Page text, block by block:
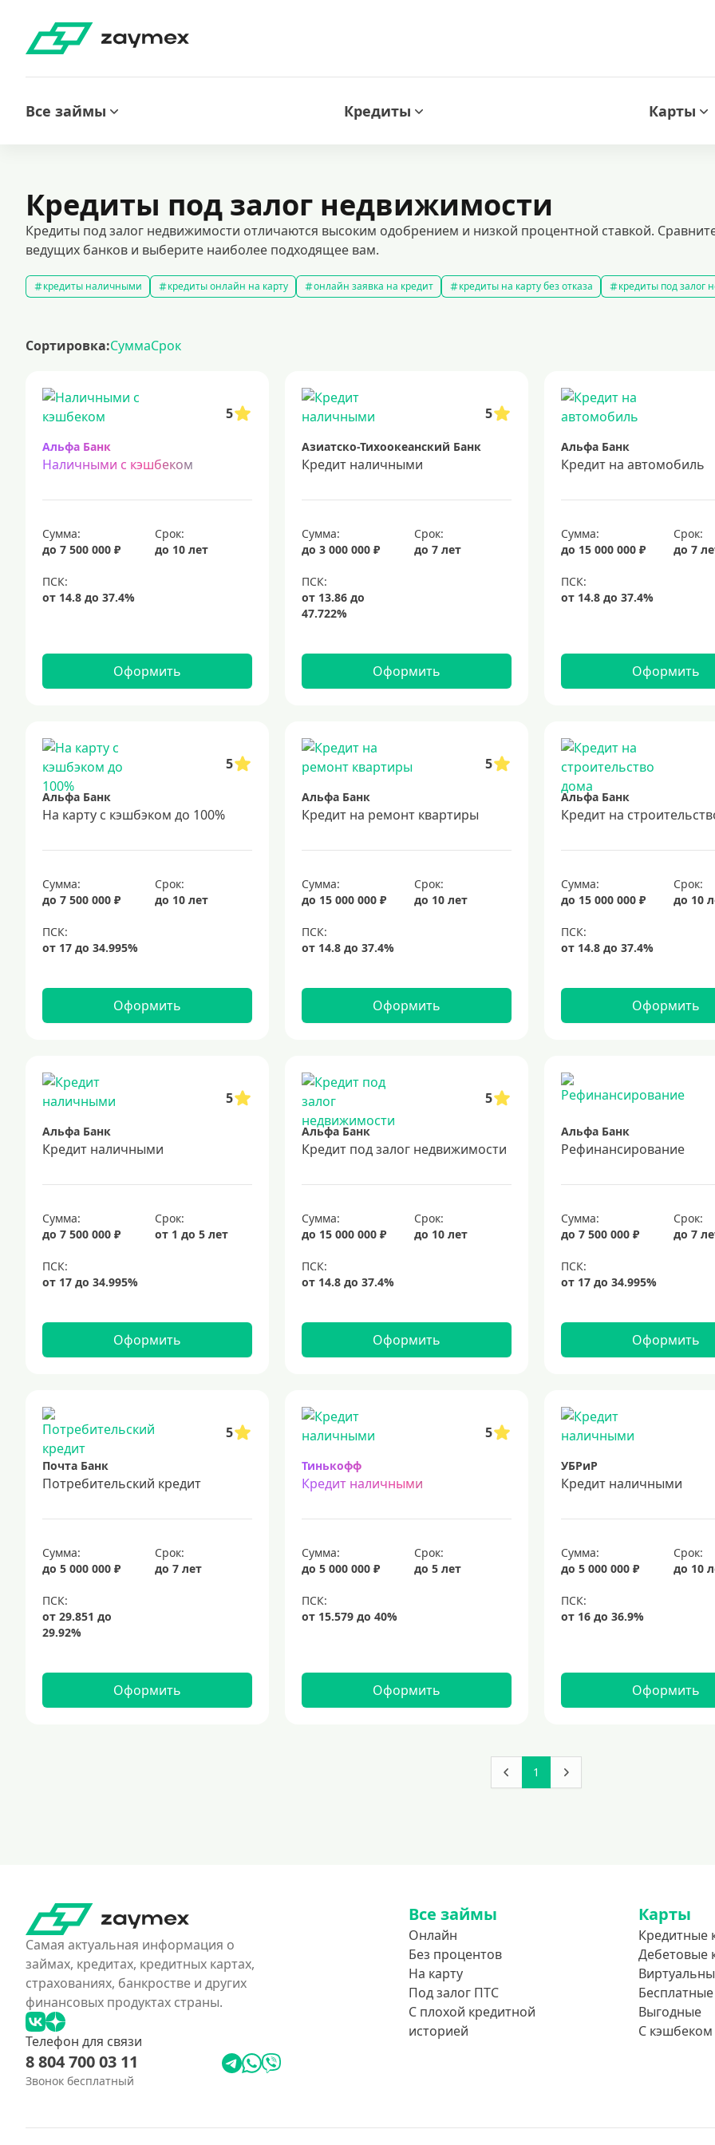
Все займы Кредиты Карты
Кредиты под залог недвижимости
Кредиты под залог недвижимости отличаются высоким одобрением и низкой процентной ставкой.
ведущих банков и выберите наиболее подходящее вам.
кредиты наличными кредиты онлайн на карту онлайн заявка на кредит кредиты на карту без отказа
кредиты под залог
кредит на 200000 рублей
срочный кредит
Сортировка:СуммаСрок
5
Альфа Банк
Наличными с кэшбеком
Сумма:
до 7 500 000 ₽
Срок:
до 10 лет
Оформить
5
Азиатско-Тихоокеанский Банк
Кредит наличными
Сумма:
до 3 000 000 ₽
Срок:
до 7 лет
Оформить
Альфа Банк
Кредит на автомобиль
Сумма:
до 15 000 000 ₽
Срок:
до 7
Оформить
5
Альфа Банк
На карту с кэшбэком до 100%
Сумма:
до 7 500 000 ₽
Срок:
до 10 лет
Оформить
5
Альфа Банк
Кредит на ремонт квартиры
Сумма:
до 15 000 000 ₽
Срок:
до 10 лет
Оформить
Альфа Банк
Кредит на
Сумма:
до 15 000 000 ₽
Срок:
до 10
Оформить
5
Альфа Банк
Кредит наличными
Сумма:
до 7 500 000 ₽
Срок:
от 1 до 5 лет
Оформить
5
Альфа Банк
Кредит под залог недвижимости
Сумма:
до 15 000 000 ₽
Срок:
до 10 лет
Оформить
Альфа Банк
Рефинансирование
Сумма:
до 7 500 000 ₽
Срок:
до 7
Оформить
5
Почта Банк
Потребительский кредит
Сумма:
до 5 000 000 ₽
Срок:
до 7 лет
Оформить
5
Тинькофф
Кредит наличными
Сумма:
до 5 000 000 ₽
Срок:
до 5 лет
Оформить
УБРиР
Кредит наличными
Сумма:
до 5 000 000 ₽
Срок:
до 10
Оформить
1
Самая актуальная информация о
займах, кредитах, кредитных картах,
страхованиях, банкростве и других
финансовых продуктах страны.
Телефон для связи
8 804 700 03 11
Звонок бесплатный
Все займы
Онлайн
Без процентов
На карту
Под залог ПТС
С плохой кредитной
историей
Карты
Кредитные
Дебетовые
Бесплатные
Выгодные
С кэшбеком